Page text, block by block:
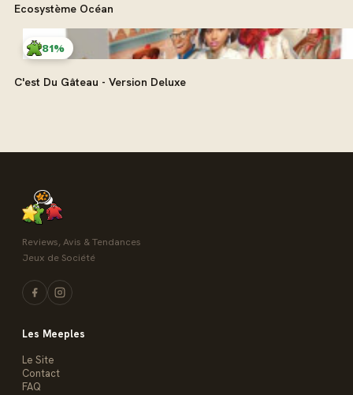
Ecosystème Océan
81%
C'est Du Gâteau - Version Deluxe
Reviews, Avis & Tendances
Jeux de Société
Les Meeples
Le Site
Contact
FAQ